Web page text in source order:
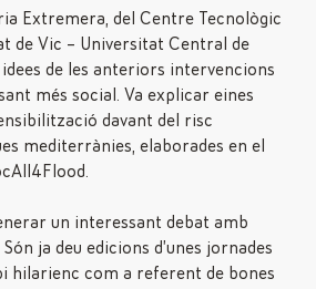
Extremera, del Centre Tecnològic
de Vic – Universitat Central de
de les anteriors intervencions
més social. Va explicar eines
davant del risc
mediterrànies, elaborades en el
un interessant debat amb
ja deu edicions d’unes jornades
hilarienc com a referent de bones